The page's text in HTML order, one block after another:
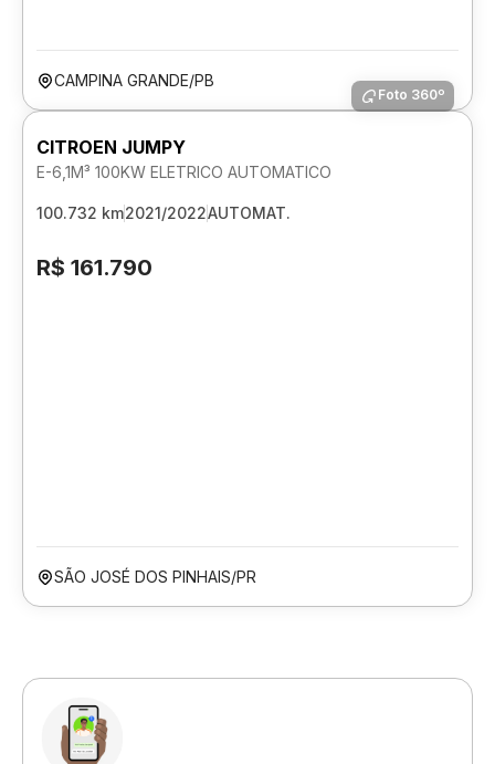
CAMPINA GRANDE/PB
Foto 360º
CITROEN JUMPY
E-6,1M³ 100KW ELETRICO AUTOMATICO
100.732 km2021/2022AUTOMAT.
R$ 161.790
SÃO JOSÉ DOS PINHAIS/PR